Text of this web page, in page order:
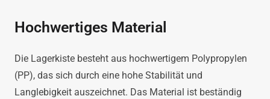
Hochwertiges Material
Die Lagerkiste besteht aus hochwertigem Polypropylen
(PP), das sich durch eine hohe Stabilität und
Langlebigkeit auszeichnet. Das Material ist beständig